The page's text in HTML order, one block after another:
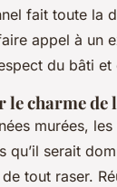
fait toute la
appel à un
du bâti
le charme
murées,
qu’il serait
tout raser.